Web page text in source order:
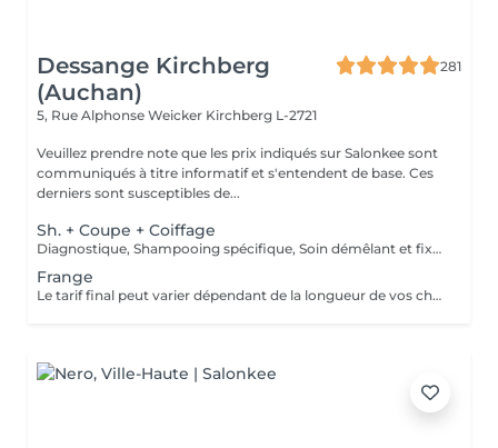
Dessange Kirchberg
(Auchan)
281
5, Rue Alphonse Weicker Kirchberg L-2721
Veuillez prendre note que les prix indiqués sur Salonkee sont
communiqués à titre informatif et s'entendent de base. Ces
derniers sont susceptibles de...
Sh. + Coupe + Coiffage
Diagnostique, Shampooing spécifique, Soin démêlant et fixation inclus. Veuillez prendre note que les prix indiqués sur Salonkee sont communiqués à titre informatif et s'entendent de base. Ces derniers sont susceptibles de varier selon le diagnostic réalisé à votre arrivée au salon et l'expertise du professionnel à qui vous confiez votre beauté. Dans tous les cas, un devis précis vous sera proposé et toutes réalisations de prestations seront effectuées avec votre accord.
Frange
Le tarif final peut varier dépendant de la longueur de vos cheveux ainsi que des soins et produits utilisés.